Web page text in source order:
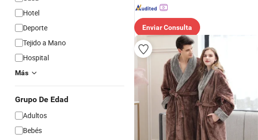
Hotel
Deporte
Tejido a Mano
Hospital
Más
Grupo De Edad
Adultos
Bebés
Enviar Consulta